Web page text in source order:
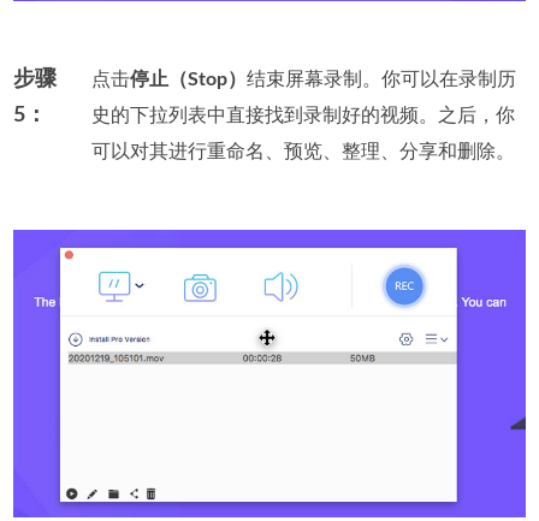
步骤
5：
点击停止（Stop）结束屏幕录制。你可以在录制历
史的下拉列表中直接找到录制好的视频。之后，你
可以对其进行重命名、预览、整理、分享和删除。